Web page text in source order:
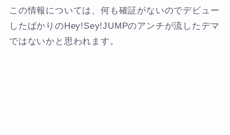
この情報については、何も確証がないのでデビュー
したばかりのHey!Sey!JUMPのアンチが流したデマ
ではないかと思われます。